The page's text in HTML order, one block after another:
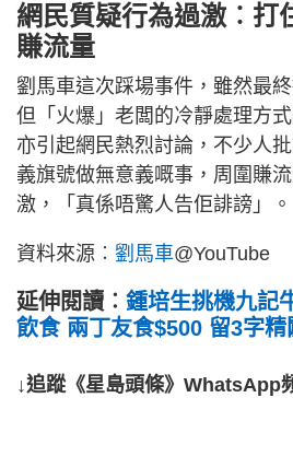
網民質疑行為過激︰打
賺流量
劉馬車這次踩場事件，雖然最
但「火爆」老闆的冷靜處理方
亦引起網民熱烈討論，不少人
義旗號做無意義嘅事，周圍賺
激，「真係唔驚人告佢誹謗」。
資料來源︰ 劉馬車@YouTube
延伸閱讀︰ 鍾培生挑機九記
飲食 兩丁友食$500 留3字精
↓追蹤《星島頭條》WhatsApp